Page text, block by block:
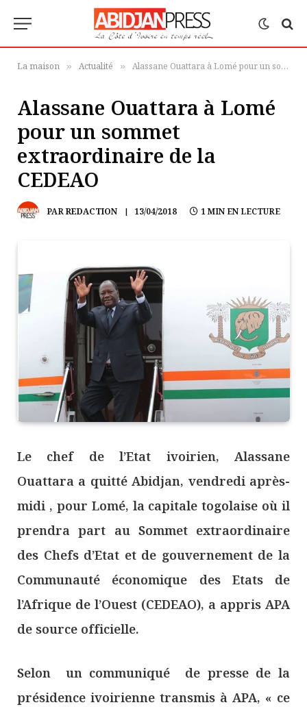
La maison » Actualité » Alassane Ouattara à Lomé pour un sommet extraordinaire de la CEDEAO
Alassane Ouattara à Lomé
pour un sommet
extraordinaire de la
CEDEAO
PARREDACTION 13/04/2018 1 MIN EN LECTURE
Le chef de l’Etat ivoirien, Alassane
Ouattara a quitté Abidjan, vendredi après-
midi , pour Lomé, la capitale togolaise où il
prendra part au Sommet extraordinaire
des Chefs d’Etat et de gouvernement de la
Communauté économique des Etats de
l’Afrique de l’Ouest (CEDEAO), a appris APA
de source officielle.
Selon un communiqué de presse de la
présidence ivoirienne transmis à APA, « ce